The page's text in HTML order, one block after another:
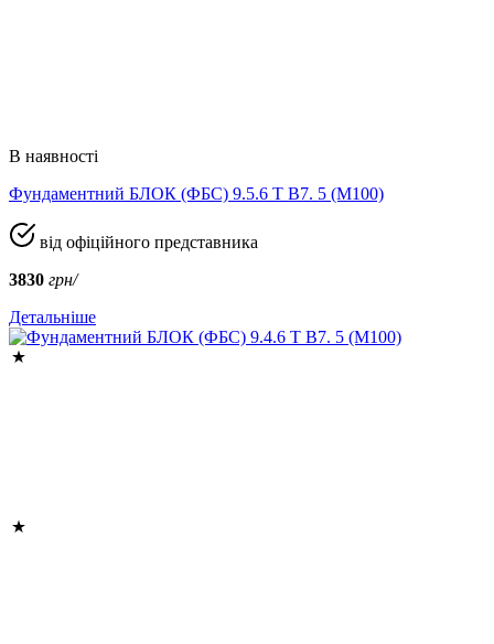
В наявності
Фундаментний БЛОК (ФБС) 9.5.6 Т B7. 5 (М100)
від офіційного представника
3830 грн/
Детальніше